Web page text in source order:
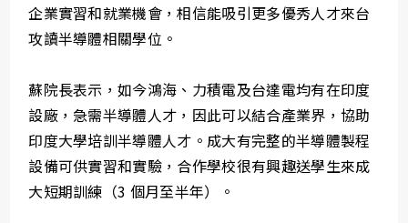
企業實習和就業機會，相信能吸引更多優秀人才來台
攻讀半導體相關學位。
蘇院長表示，如今鴻海、力積電及台達電均有在印度
設廠，急需半導體人才，因此可以結合產業界，協助
印度大學培訓半導體人才。成大有完整的半導體製程
設備可供實習和實驗，合作學校很有興趣送學生來成
大短期訓練（3 個月至半年）。